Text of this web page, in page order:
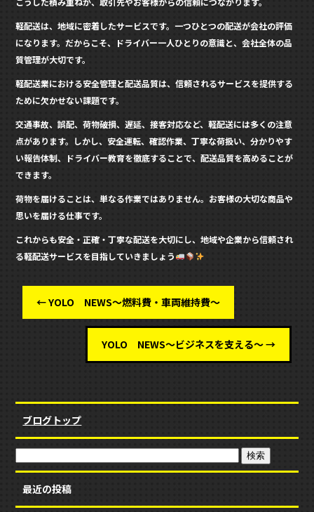
軽配送は、地域に密着したサービスです。一つひとつの配送が会社の評価
になります。だからこそ、ドライバー一人ひとりの意識と、会社全体の品
質管理が大切です。
軽配送業における安全管理と配送品質は、信頼されるサービスを提供する
ために欠かせない課題です。
交通事故、誤配、荷物破損、遅延、接客対応など、軽配送には多くの注意
点があります。しかし、安全運転、確認作業、丁寧な荷扱い、分かりやす
い報告体制、ドライバー教育を徹底することで、配送品質を高めることが
できます。
荷物を届けることは、単なる作業ではありません。お客様の大切な商品や
思いを届ける仕事です。
これからも安全・正確・丁寧な配送を大切にし、地域や企業から信頼され
る軽配送サービスを目指していきましょう
←YOLO NEWS～燃料費・車両維持費～
YOLO NEWS～ビジネスを支える～→
ブログトップ
最近の投稿